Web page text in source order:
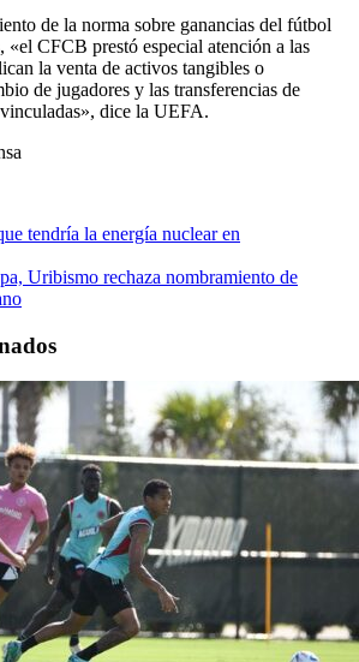
de la norma sobre ganancias del fútbol
«el CFCB prestó especial atención a las
la venta de activos tangibles o
de jugadores y las transferencias de
dice la UEFA.
tendría la energía nuclear en
Uribismo rechaza nombramiento de